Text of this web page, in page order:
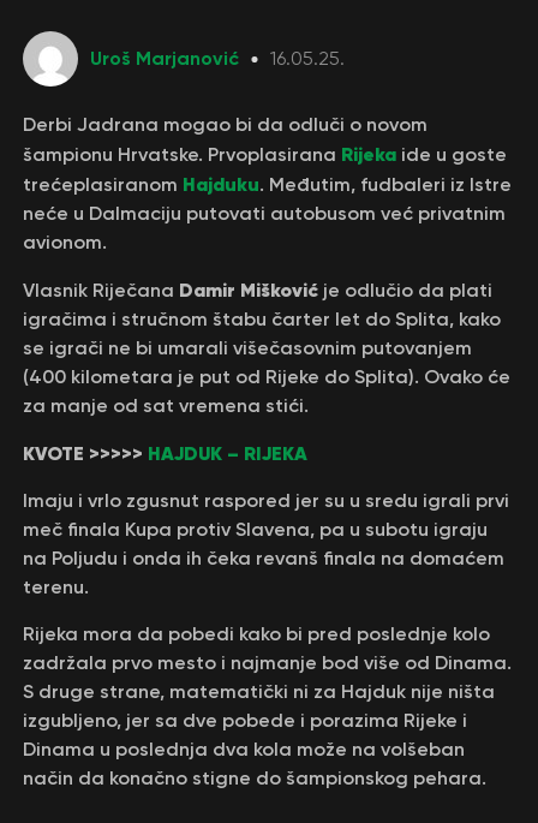
Uroš Marjanović 16.05.25.
Derbi Jadrana mogao bi da odluči o novom
šampionu Hrvatske. Prvoplasirana Rijeka ide u goste
trećeplasiranom Hajduku. Međutim, fudbaleri iz Istre
neće u Dalmaciju putovati autobusom već privatnim
avionom.
Vlasnik Riječana Damir Mišković je odlučio da plati
igračima i stručnom štabu čarter let do Splita, kako
se igrači ne bi umarali višečasovnim putovanjem
(400 kilometara je put od Rijeke do Splita). Ovako će
za manje od sat vremena stići.
KVOTE >>>>> HAJDUK – RIJEKA
Imaju i vrlo zgusnut raspored jer su u sredu igrali prvi
meč finala Kupa protiv Slavena, pa u subotu igraju
na Poljudu i onda ih čeka revanš finala na domaćem
terenu.
Rijeka mora da pobedi kako bi pred poslednje kolo
zadržala prvo mesto i najmanje bod više od Dinama.
S druge strane, matematički ni za Hajduk nije ništa
izgubljeno, jer sa dve pobede i porazima Rijeke i
Dinama u poslednja dva kola može na volšeban
način da konačno stigne do šampionskog pehara.